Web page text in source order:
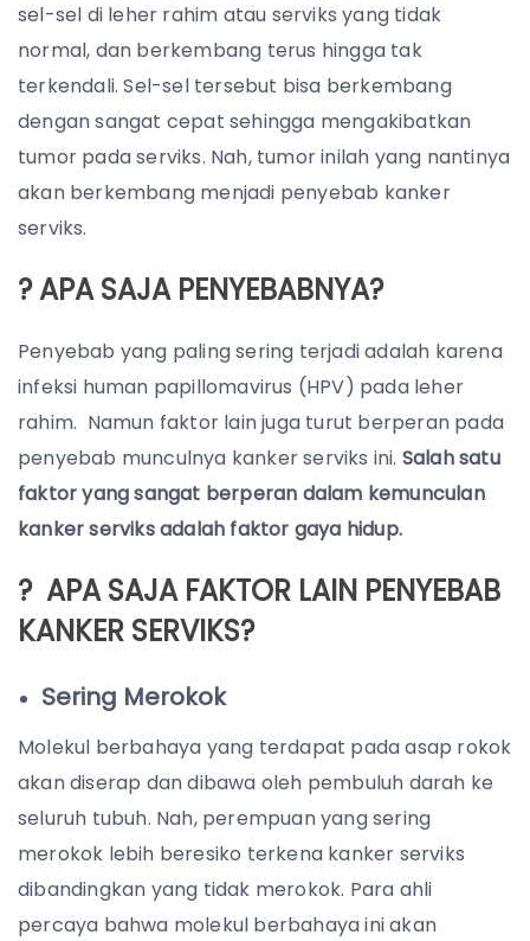
sel-sel di leher rahim atau serviks yang tidak
normal, dan berkembang terus hingga tak
terkendali. Sel-sel tersebut bisa berkembang
dengan sangat cepat sehingga mengakibatkan
tumor pada serviks. Nah, tumor inilah yang nantinya
akan berkembang menjadi penyebab kanker
serviks.
? APA SAJA PENYEBABNYA?
Penyebab yang paling sering terjadi adalah karena
infeksi human papillomavirus (HPV) pada leher
rahim. Namun faktor lain juga turut berperan pada
penyebab munculnya kanker serviks ini. Salah satu
faktor yang sangat berperan dalam kemunculan
kanker serviks adalah faktor gaya hidup.
? APA SAJA FAKTOR LAIN PENYEBAB
KANKER SERVIKS?
Sering Merokok
Molekul berbahaya yang terdapat pada asap rokok
akan diserap dan dibawa oleh pembuluh darah ke
seluruh tubuh. Nah, perempuan yang sering
merokok lebih beresiko terkena kanker serviks
dibandingkan yang tidak merokok. Para ahli
percaya bahwa molekul berbahaya ini akan